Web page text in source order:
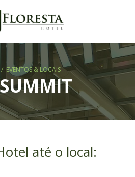
E EVENTOS
LOCAIS
CONTATO
RESERVAS
EVENTOS & LOCAIS
até o local: